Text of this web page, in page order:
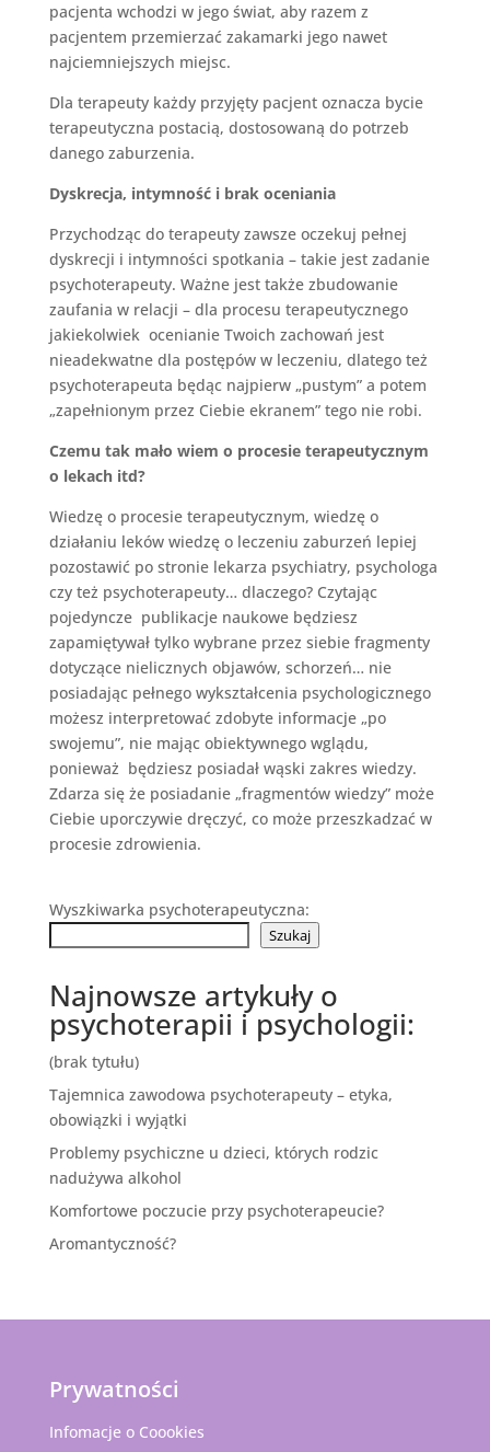
pacjenta wchodzi w jego świat, aby razem z
pacjentem przemierzać zakamarki jego nawet
najciemniejszych miejsc.
Dla terapeuty każdy przyjęty pacjent oznacza bycie
terapeutyczna postacią, dostosowaną do potrzeb
danego zaburzenia.
Dyskrecja, intymność i brak oceniania
Przychodząc do terapeuty zawsze oczekuj pełnej
dyskrecji i intymności spotkania – takie jest zadanie
psychoterapeuty. Ważne jest także zbudowanie
zaufania w relacji – dla procesu terapeutycznego
jakiekolwiek ocenianie Twoich zachowań jest
nieadekwatne dla postępów w leczeniu, dlatego też
psychoterapeuta będąc najpierw „pustym” a potem
„zapełnionym przez Ciebie ekranem” tego nie robi.
Czemu tak mało wiem o procesie terapeutycznym
o lekach itd?
Wiedzę o procesie terapeutycznym, wiedzę o
działaniu leków wiedzę o leczeniu zaburzeń lepiej
pozostawić po stronie lekarza psychiatry, psychologa
czy też psychoterapeuty… dlaczego? Czytając
pojedyncze publikacje naukowe będziesz
zapamiętywał tylko wybrane przez siebie fragmenty
dotyczące nielicznych objawów, schorzeń… nie
posiadając pełnego wykształcenia psychologicznego
możesz interpretować zdobyte informacje „po
swojemu”, nie mając obiektywnego wglądu,
ponieważ będziesz posiadał wąski zakres wiedzy.
Zdarza się że posiadanie „fragmentów wiedzy” może
Ciebie uporczywie dręczyć, co może przeszkadzać w
procesie zdrowienia.
Wyszkiwarka psychoterapeutyczna:
Szukaj
Najnowsze artykuły o
psychoterapii i psychologii:
(brak tytułu)
Tajemnica zawodowa psychoterapeuty – etyka,
obowiązki i wyjątki
Problemy psychiczne u dzieci, których rodzic
nadużywa alkohol
Komfortowe poczucie przy psychoterapeucie?
Aromantyczność?
Prywatności
Infomacje o Coookies